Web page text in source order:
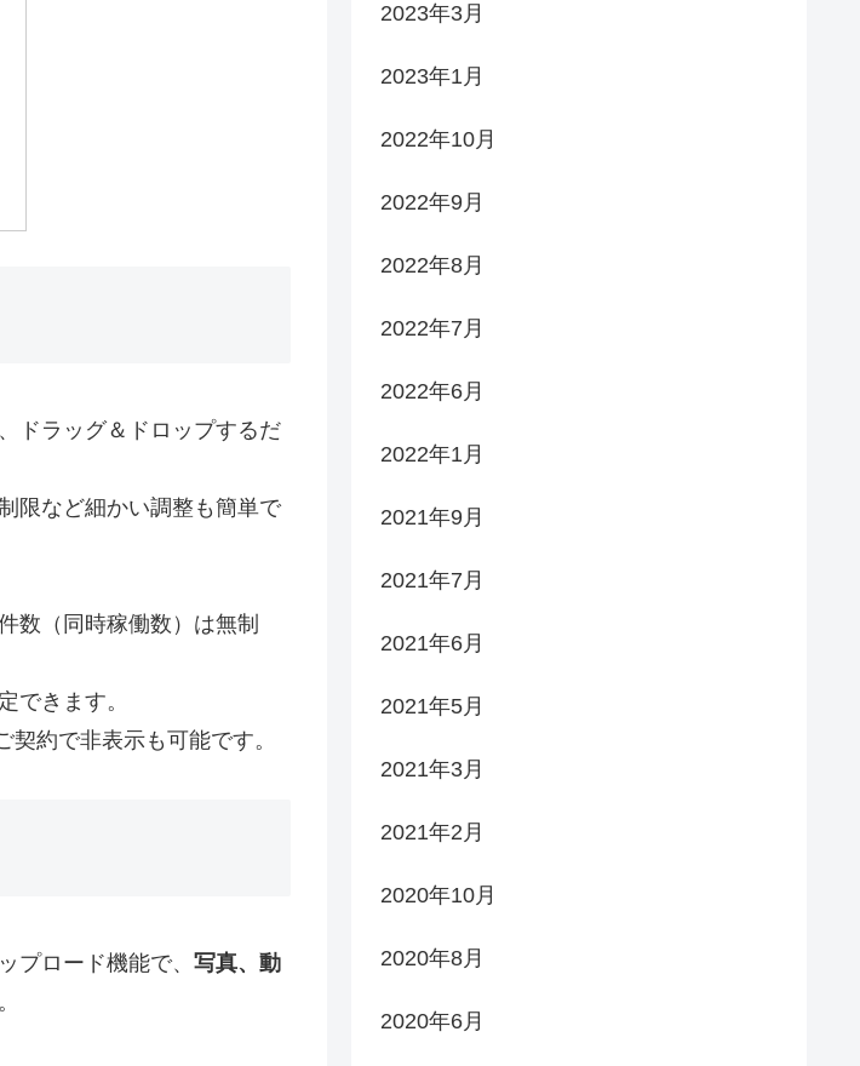
ドラッグ＆ドロップするだ
限など細かい調整も簡単で
数（同時稼働数）は無制
できます。
約で非表示も可能です。
プロード機能で、 写真、動
2023年3月
2023年1月
2022年10月
2022年9月
2022年8月
2022年7月
2022年6月
2022年1月
2021年9月
2021年7月
2021年6月
2021年5月
2021年3月
2021年2月
2020年10月
2020年8月
2020年6月